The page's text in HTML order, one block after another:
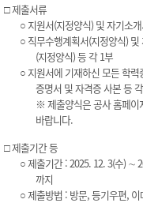
□ 제출서류
○ 지원서(지정양식) 및 자기소
○ 직무수행계획서(지정양식)
(지정양식) 등 각 1부
○ 지원서에 기재하신 모든 학
증명서 및 자격증 사본 등
※ 제출양식은 공사 홈페이
바랍니다.
□ 제출기간 등
○ 제출기간 : 2025. 12. 3(수) ∼
까지
○ 제출방법 : 방문, 등기우편,